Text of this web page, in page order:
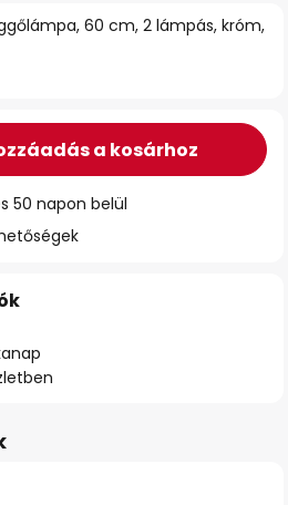
60 cm, 2 lámpás, króm,
a kosárhoz
50 napon belül